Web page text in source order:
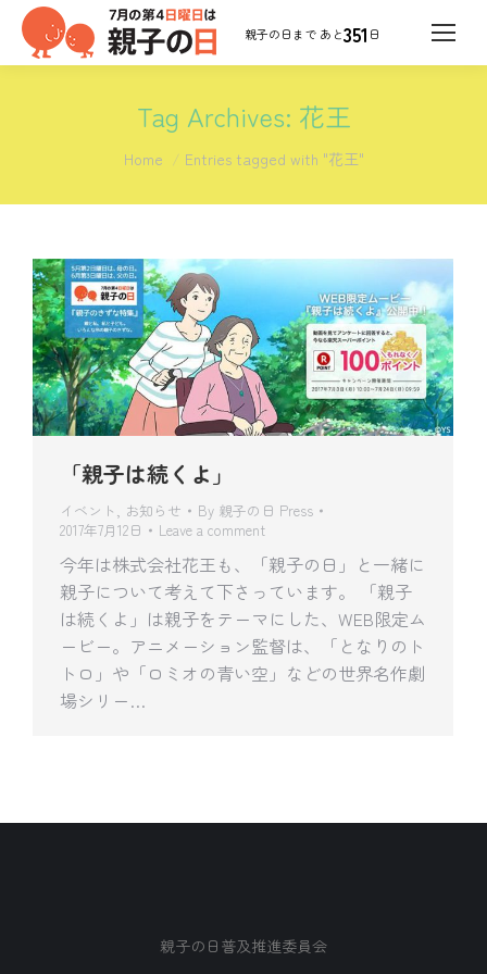
351 日
Tag Archives: 花王
You are here:
Home Entries tagged with "花王"
「親子は続くよ」
イベント , お知らせ By 親子の日 Press
2017年7月12日
Leave a comment
今年は株式会社花王も、「親子の日」と一緒に
親子について考えて下さっています。 「親子
は続くよ」は親子をテーマにした、WEB限定ム
ービー。アニメーション監督は、「となりのト
トロ」や「ロミオの青い空」などの世界名作劇
場シリー…
親子の日普及推進委員会